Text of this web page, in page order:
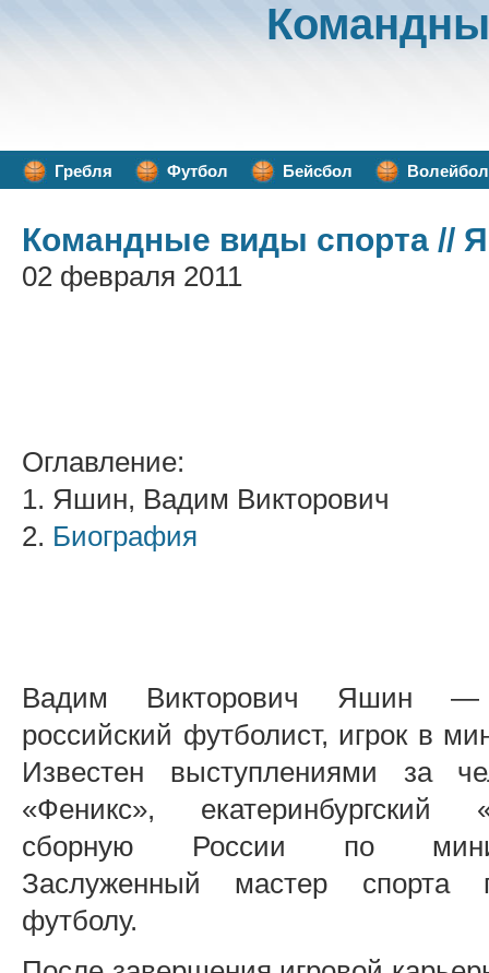
Гребля Футбол Бейсбол Волейбол
Командные виды спорта //
02 февраля 2011
Оглавление:
1. Яшин, Вадим Викторович
2. Биография
Вадим Викторович Яшин
российский футболист, игрок в
Известен выступлениями за
«Феникс»,
сборную России по мини-
Заслуженный мастер
футболу.